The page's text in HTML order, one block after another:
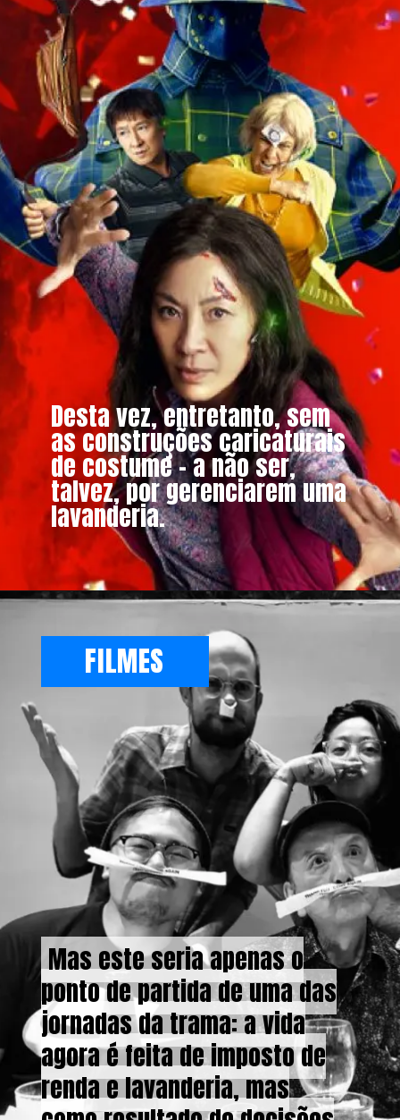
Desta vez, entretanto, sem
as construções caricaturais
de costume – a não ser,
talvez, por gerenciarem uma
lavanderia.
Mas este seria apenas o
ponto de partida de uma das
jornadas da trama: a vida
agora é feita de imposto de
renda e lavanderia, mas
Mas este seria apenas o
ponto de partida de uma das
jornadas da trama: a vida
agora é feita de imposto de
renda e lavanderia, mas
FILMES